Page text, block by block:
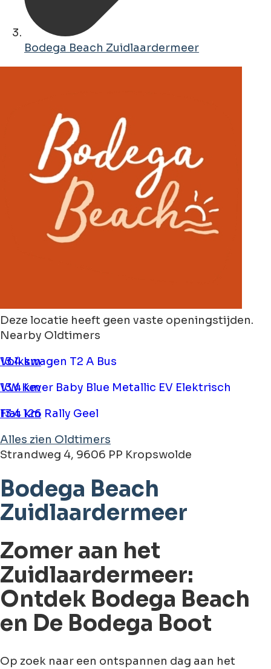
Bodega Beach Zuidlaardermeer
Deze locatie heeft geen vaste openingstijden.
Nearby Oldtimers
Volkswagen T2 A Bus
13.4 km
VW Kever Baby Blue Metallic EV Elektrisch
13.4 km
Fiat 126 Rally Geel
13.4 km
Alles zien Oldtimers
Strandweg 4, 9606 PP Kropswolde
Bodega Beach
Zuidlaardermeer
Zomer aan het
Zuidlaardermeer:
Ontdek Bodega Beach
en De Bodega Boot
Op zoek naar een ontspannen dag aan het